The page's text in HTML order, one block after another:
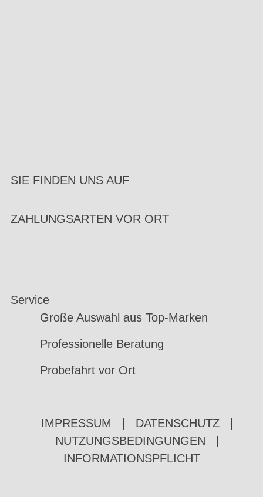
SIE FINDEN UNS AUF
ZAHLUNGSARTEN VOR ORT
Service
Große Auswahl aus Top-Marken
Professionelle Beratung
Probefahrt vor Ort
IMPRESSUM DATENSCHUTZ
NUTZUNGSBEDINGUNGEN
INFORMATIONSPFLICHT